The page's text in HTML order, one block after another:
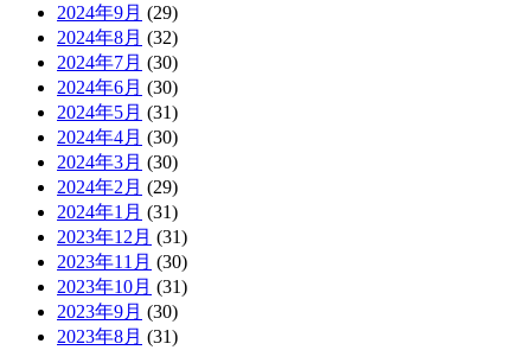
2024年9月 (29)
2024年8月 (32)
2024年7月 (30)
2024年6月 (30)
2024年5月 (31)
2024年4月 (30)
2024年3月 (30)
2024年2月 (29)
2024年1月 (31)
2023年12月 (31)
2023年11月 (30)
2023年10月 (31)
2023年9月 (30)
2023年8月 (31)